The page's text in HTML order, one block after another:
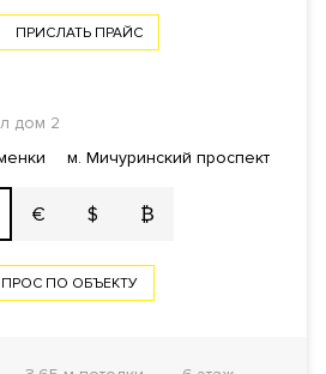
ПРИСЛАТЬ ПРАЙС
дом 2
м. Мичуринский проспект
€ $ ₿
ПО ОБЪЕКТУ